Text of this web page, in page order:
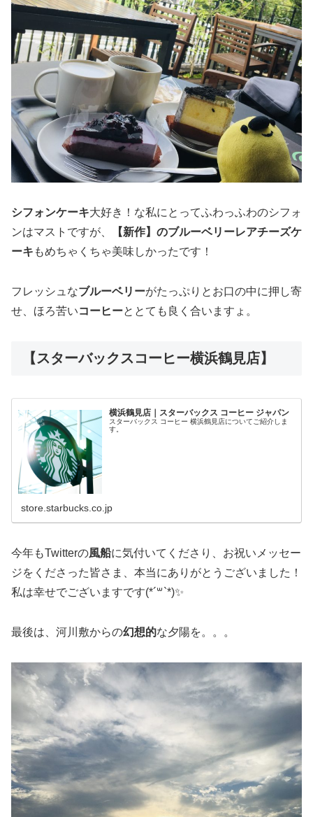
シフォンケーキ大好き！な私にとってふわっふわのシフォ
ンはマストですが、
【新作】のブルーベリーレアチーズケ
ーキ もめちゃくちゃ美味しかったです！
フレッシュなブルーベリーがたっぷりとお口の中に押し寄
せ、ほろ苦いコーヒーととても良く合いますょ。
【スターバックスコーヒー横浜鶴見店】
横浜鶴見店｜スターバックス コーヒー ジャパン
スターバックス コーヒー 横浜鶴見店についてご紹介しま
す。
store.starbucks.co.jp
今年もTwitterの風船に気付いてくださり、お祝いメッセー
ジをくださった皆さま、本当にありがとうございました！
私は幸せでございますです(*´꒳`*)✨
最後は、河川敷からの幻想的な夕陽を。。。